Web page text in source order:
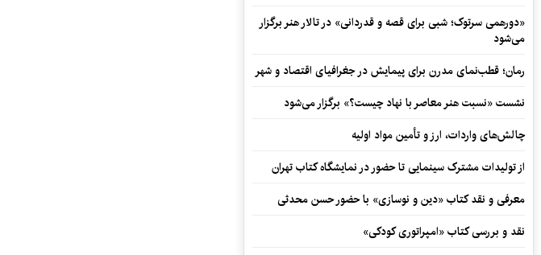
«دورهمی سرتوک؛ شبی برای قصه و قدردانی» در تالار هنر برگزار
می‌شود
رمان؛ قطب‌نمای مدرن برای پیمایش در جغرافیای اقتصاد و شهر
نشست «نسبت هنر معاصر با نهاد چیست؟» برگزار می‌شود
چالش‌های واردات، ارز و تأمین مواد اولیه
از تولیدات مشترک سینمایی تا حضور در نمایشگاه کتاب تهران
معرفی و نقد کتاب «دین و نوسازی» با حضور حسن محدثی
نقد و بررسی کتاب «امپراتوری کودکی»